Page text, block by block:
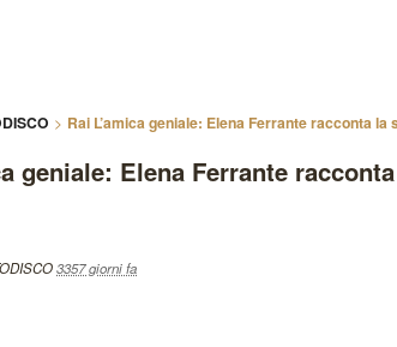
Rai L’amica geniale: Elena Ferrante racconta la
geniale: Elena Ferrante
3357 giorni fa